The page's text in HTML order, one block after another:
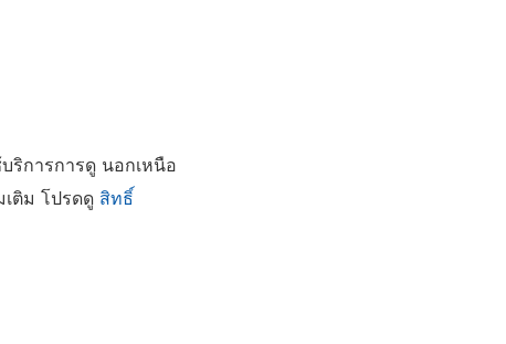
ริการการดู นอกเหนือ
ติม โปรดดู สิทธิ์